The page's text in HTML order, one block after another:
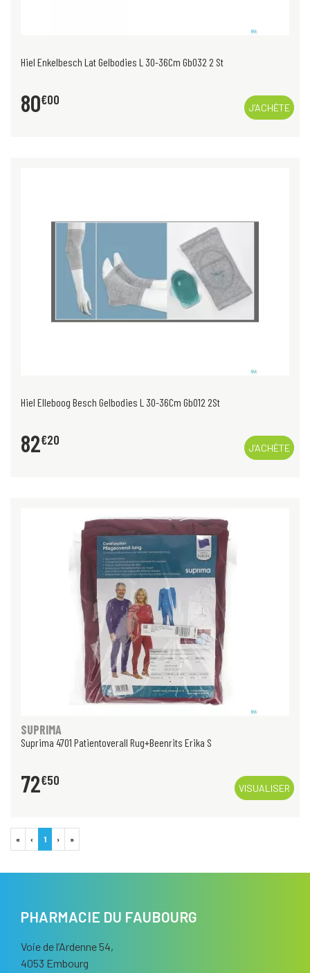
Hiel Enkelbesch Lat Gelbodies L 30-36Cm Gb032 2 St
80€00
J’ACHÈTE
Hiel Elleboog Besch Gelbodies L 30-36Cm Gb012 2St
82€20
J’ACHÈTE
SUPRIMA
Suprima 4701 Patientoverall Rug+Beenrits Erika S
72€50
VISUALISER
« ‹ 1 › »
PHARMACIE DU FAUBOURG
Voie de l’Ardenne 54,
4053 Embourg